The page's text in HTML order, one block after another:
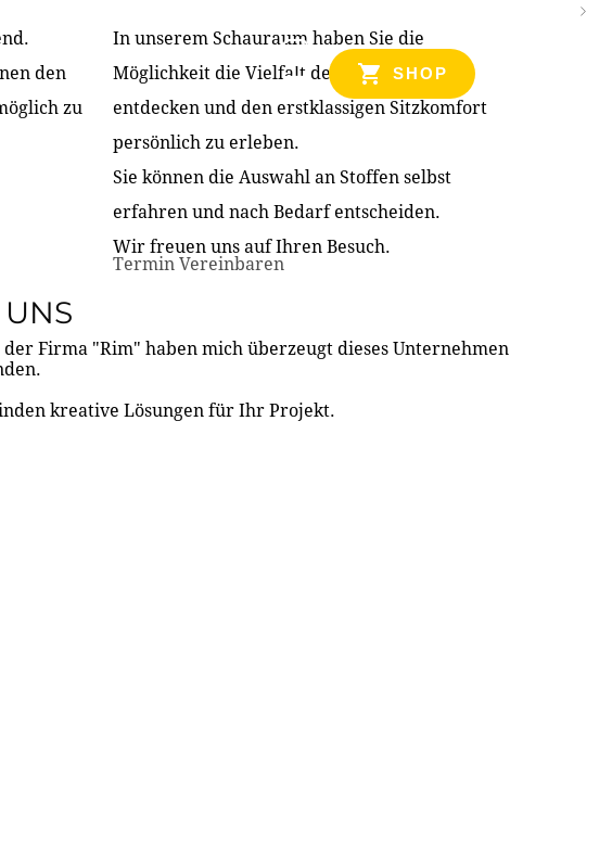
& REFERENZEN
SHOP
den
zu
In unserem Schauraum haben Sie die
Möglichkeit die Vielfalt der Produkte zu
entdecken und den erstklassigen Sitzkomfort
persönlich zu erleben.
Sie können die Auswahl an Stoffen selbst
erfahren und nach Bedarf entscheiden.
Wir freuen uns auf Ihren Besuch.
Termin Vereinbaren
Firma "Rim" haben mich überzeugt dieses Unternehmen
kreative Lösungen für Ihr Projekt.